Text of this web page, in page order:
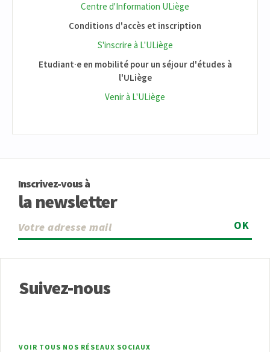
Centre d'Information ULiège
Conditions d'accès et inscription
S'inscrire à L'ULiège
Etudiant·e en mobilité pour un séjour d'études à
l'ULiège
Venir à L'ULiège
Inscrivez-vous à
la newsletter
OK
Suivez-nous
VOIR TOUS NOS RÉSEAUX SOCIAUX